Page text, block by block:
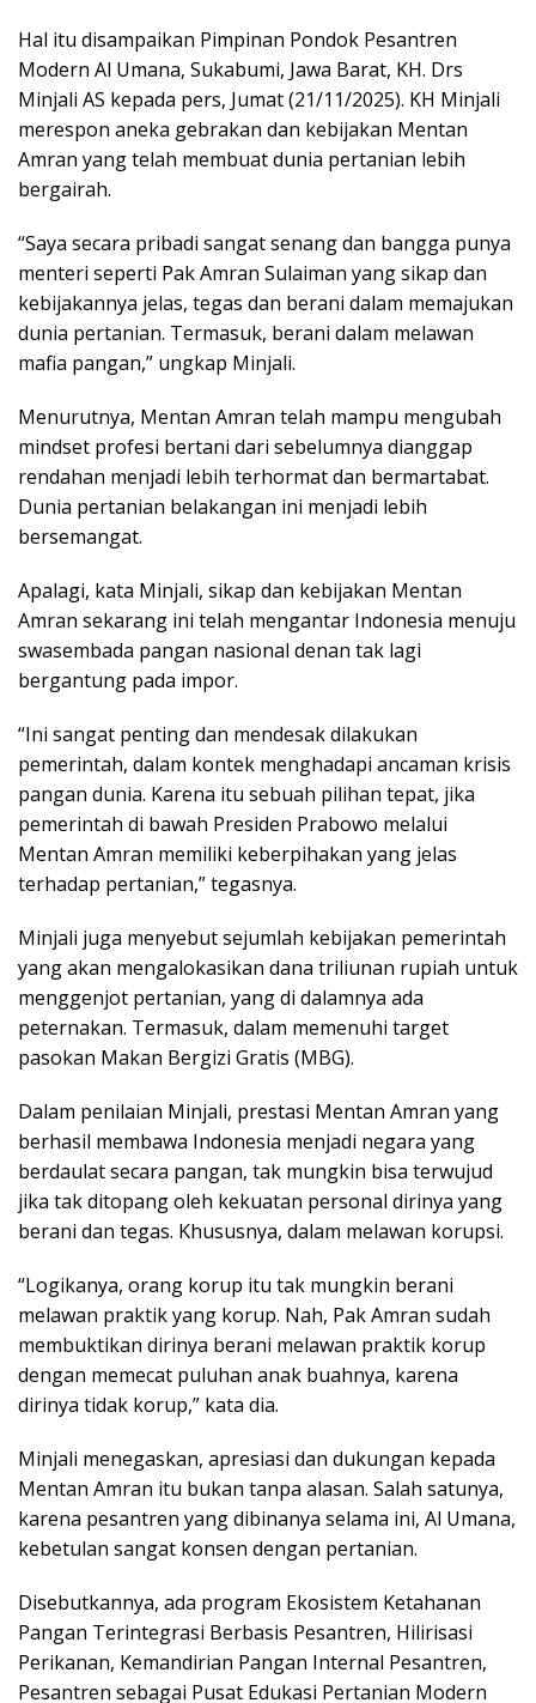
Hal itu disampaikan Pimpinan Pondok Pesantren
Modern Al Umana, Sukabumi, Jawa Barat, KH. Drs
Minjali AS kepada pers, Jumat (21/11/2025). KH Minjali
merespon aneka gebrakan dan kebijakan Mentan
Amran yang telah membuat dunia pertanian lebih
bergairah.
“Saya secara pribadi sangat senang dan bangga punya
menteri seperti Pak Amran Sulaiman yang sikap dan
kebijakannya jelas, tegas dan berani dalam memajukan
dunia pertanian. Termasuk, berani dalam melawan
mafia pangan,” ungkap Minjali.
Menurutnya, Mentan Amran telah mampu mengubah
mindset profesi bertani dari sebelumnya dianggap
rendahan menjadi lebih terhormat dan bermartabat.
Dunia pertanian belakangan ini menjadi lebih
bersemangat.
Apalagi, kata Minjali, sikap dan kebijakan Mentan
Amran sekarang ini telah mengantar Indonesia menuju
swasembada pangan nasional denan tak lagi
bergantung pada impor.
“Ini sangat penting dan mendesak dilakukan
pemerintah, dalam kontek menghadapi ancaman krisis
pangan dunia. Karena itu sebuah pilihan tepat, jika
pemerintah di bawah Presiden Prabowo melalui
Mentan Amran memiliki keberpihakan yang jelas
terhadap pertanian,” tegasnya.
Minjali juga menyebut sejumlah kebijakan pemerintah
yang akan mengalokasikan dana triliunan rupiah untuk
menggenjot pertanian, yang di dalamnya ada
peternakan. Termasuk, dalam memenuhi target
pasokan Makan Bergizi Gratis (MBG).
Dalam penilaian Minjali, prestasi Mentan Amran yang
berhasil membawa Indonesia menjadi negara yang
berdaulat secara pangan, tak mungkin bisa terwujud
jika tak ditopang oleh kekuatan personal dirinya yang
berani dan tegas. Khususnya, dalam melawan korupsi.
“Logikanya, orang korup itu tak mungkin berani
melawan praktik yang korup. Nah, Pak Amran sudah
membuktikan dirinya berani melawan praktik korup
dengan memecat puluhan anak buahnya, karena
dirinya tidak korup,” kata dia.
Minjali menegaskan, apresiasi dan dukungan kepada
Mentan Amran itu bukan tanpa alasan. Salah satunya,
karena pesantren yang dibinanya selama ini, Al Umana,
kebetulan sangat konsen dengan pertanian.
Disebutkannya, ada program Ekosistem Ketahanan
Pangan Terintegrasi Berbasis Pesantren, Hilirisasi
Perikanan, Kemandirian Pangan Internal Pesantren,
Pesantren sebagai Pusat Edukasi Pertanian Modern